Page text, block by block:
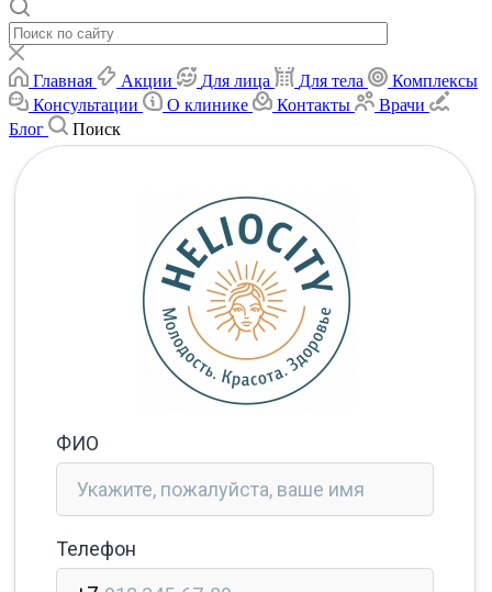
Главная Акции Для лица Для тела
Комплексы
Консультации
О клинике Контакты
Врачи
Блог
Поиск